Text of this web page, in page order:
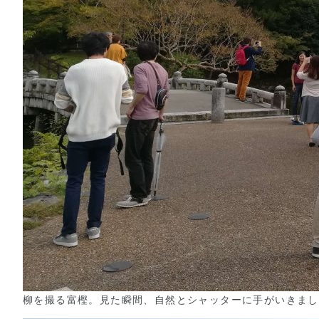
柳を撮る富樫。見た瞬間、自然とシャッターに手がいきま